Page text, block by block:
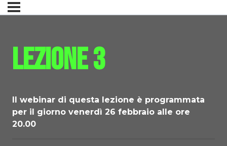
Lezione 3
Il webinar di questa lezione è programmata
per il giorno venerdì 26 febbraio alle ore
20.00